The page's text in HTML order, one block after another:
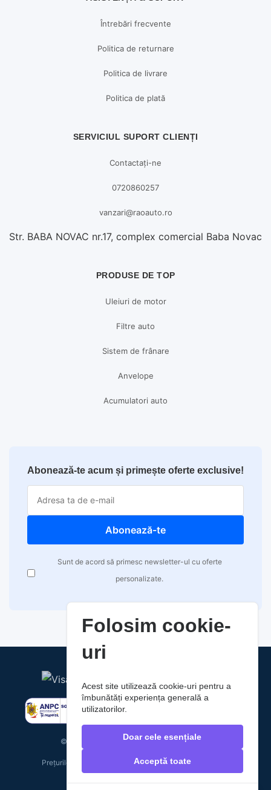
Întrebări frecvente
Politica de returnare
Politica de livrare
Politica de plată
SERVICIUL SUPORT CLIENȚI
Contactați-ne
0720860257
vanzari@raoauto.ro
Str. BABA NOVAC nr.17, complex comercial Baba Novac
PRODUSE DE TOP
Uleiuri de motor
Filtre auto
Sistem de frânare
Anvelope
Acumulatori auto
Abonează-te acum și primește oferte exclusive!
Abonează-te
Sunt de acord să primesc newsletter-ul cu oferte
personalizate.
© 2026 RaoAuto. Toate drepturile rezervate.
Prețurile includ TVA. Costurile de livrare nu sunt incluse.
Folosim cookie-
uri
Acest site utilizează cookie-uri pentru a
îmbunătăți experiența generală a
utilizatorilor.
Doar cele esențiale
Acceptă toate